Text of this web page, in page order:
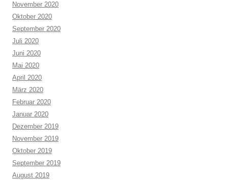
November 2020
Oktober 2020
September 2020
Juli 2020
Juni 2020
Mai 2020
April 2020
März 2020
Februar 2020
Januar 2020
Dezember 2019
November 2019
Oktober 2019
September 2019
August 2019